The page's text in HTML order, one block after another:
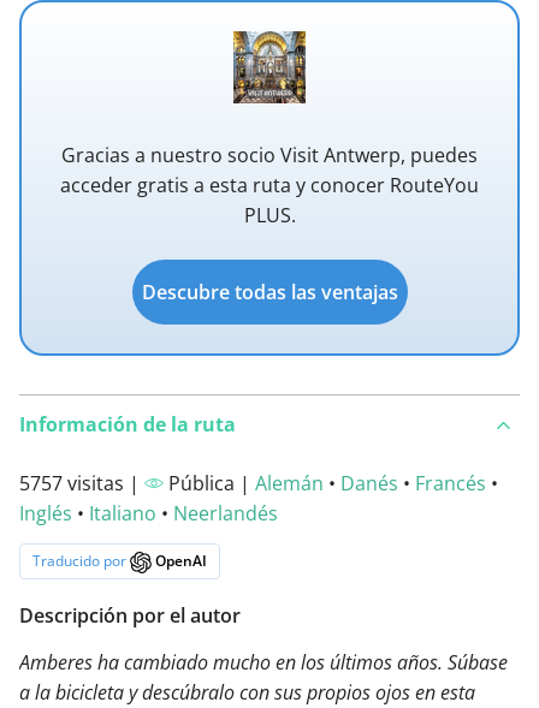
Gracias a nuestro socio Visit Antwerp, puedes
acceder gratis a esta ruta y conocer RouteYou
PLUS.
Descubre todas las ventajas
Información de la ruta
5757 visitas | Pública | Alemán • Danés • Francés •
Inglés • Italiano • Neerlandés
Traducido por OpenAI
Descripción por el autor
Amberes ha cambiado mucho en los últimos años. Súbase
a la bicicleta y descúbralo con sus propios ojos en esta